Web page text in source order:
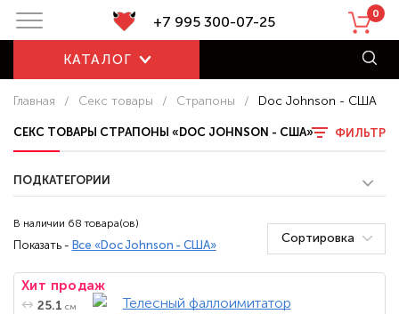
+7 995 300-07-25 0
КАТАЛОГ
Главная / Секс товары / Страпоны / Doc Johnson - США
СЕКС ТОВАРЫ СТРАПОНЫ «DOC JOHNSON - США» ФИЛЬТР
ПОДКАТЕГОРИИ
В наличии 68 товара(ов)
Показать - Все «Doc Johnson - США» Сортировка
Хит продаж
25.1 см